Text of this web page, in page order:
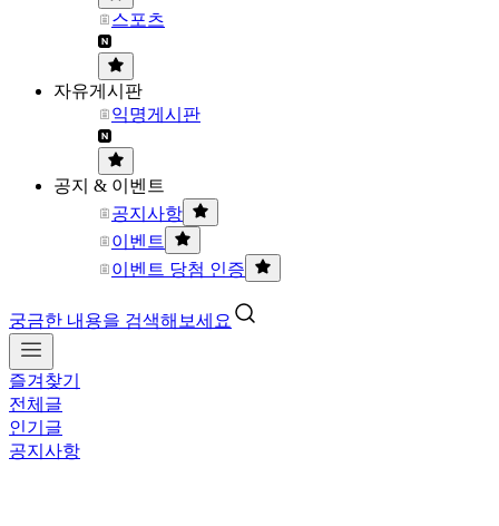
스포츠
자유게시판
익명게시판
공지 & 이벤트
공지사항
이벤트
이벤트 당첨 인증
궁금한 내용을 검색해보세요
즐겨찾기
전체글
인기글
공지사항